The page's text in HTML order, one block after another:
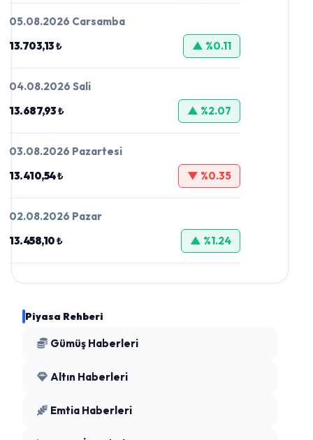
05.08.2026 Carsamba
13.703,13 ₺
▲ %0.11
04.08.2026 Sali
13.687,93 ₺
▲ %2.07
03.08.2026 Pazartesi
13.410,54 ₺
▼ %0.35
02.08.2026 Pazar
13.458,10 ₺
▲ %1.24
Piyasa Rehberi
Gümüş Haberleri
Altın Haberleri
Emtia Haberleri